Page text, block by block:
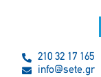
210 32 17 165
info@sete.gr